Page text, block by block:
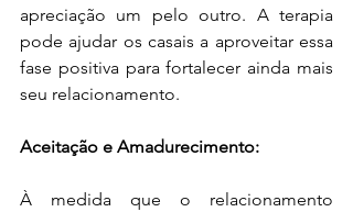
apreciação um pelo outro. A terapia
pode ajudar os casais a aproveitar essa
fase positiva para fortalecer ainda mais
seu relacionamento.
Aceitação e Amadurecimento:
À medida que o relacionamento